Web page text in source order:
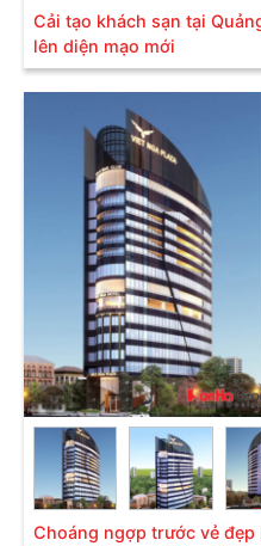
Cải tạo khách sạn tại
lên diện mạo mới
Choáng ngợp trước vẻ